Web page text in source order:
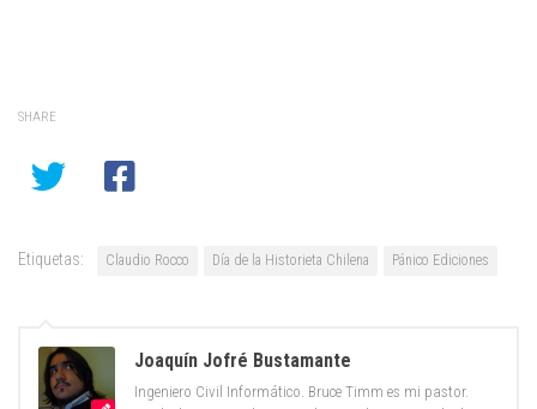
SHARE
Etiquetas: Claudio Rocco Día de la Historieta Chilena Pánico Ediciones
Joaquín Jofré Bustamante
Ingeniero Civil Informático. Bruce Timm es mi pastor.